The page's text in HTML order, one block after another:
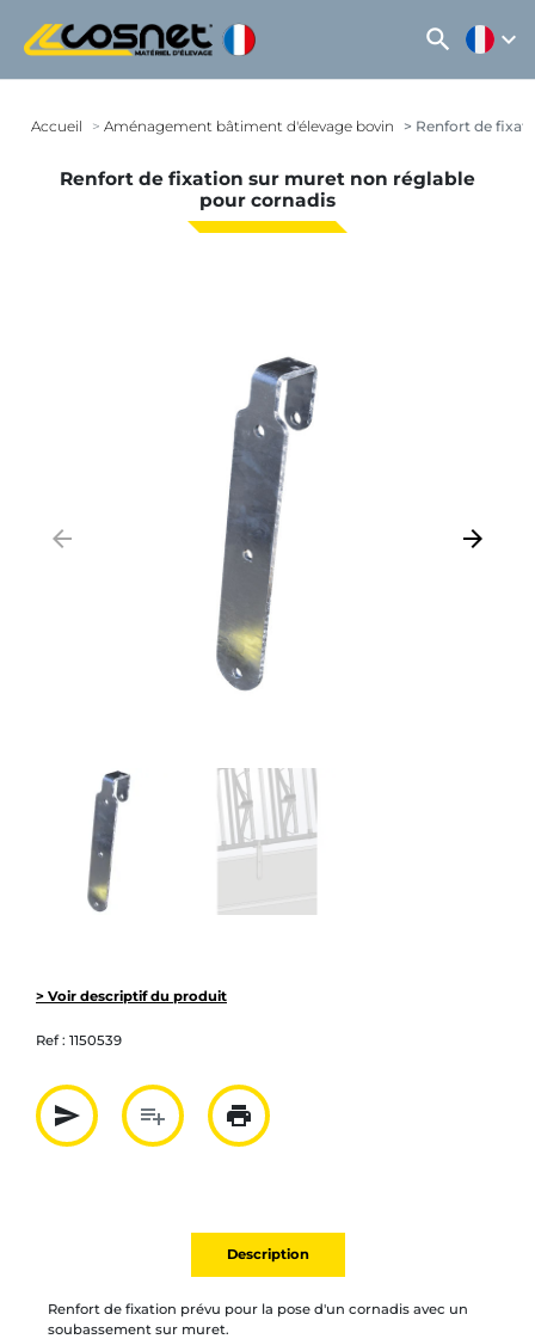
search expand_more
Accueil Aménagement bâtiment d'élevage bovin Renfort de
Renfort de fixation sur muret non réglable
pour cornadis
arrow_backward Suivant
arrow_forward
> Voir descriptif du produit
Ref : 1150539
send
Partager par mail
playlist_add
Ajouter à la liste
print
Imprimer
Description
Renfort de fixation prévu pour la pose d'un cornadis avec un
soubassement sur muret.